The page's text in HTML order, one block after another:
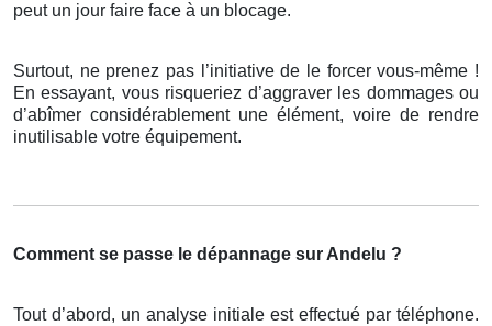
peut un jour faire face à un blocage.
Surtout, ne prenez pas l’initiative de le forcer vous-même !
En essayant, vous risqueriez d’aggraver les dommages ou
d’abîmer considérablement une élément, voire de rendre
inutilisable votre équipement.
Comment se passe le dépannage sur Andelu ?
Tout d’abord, un analyse initiale est effectué par téléphone.